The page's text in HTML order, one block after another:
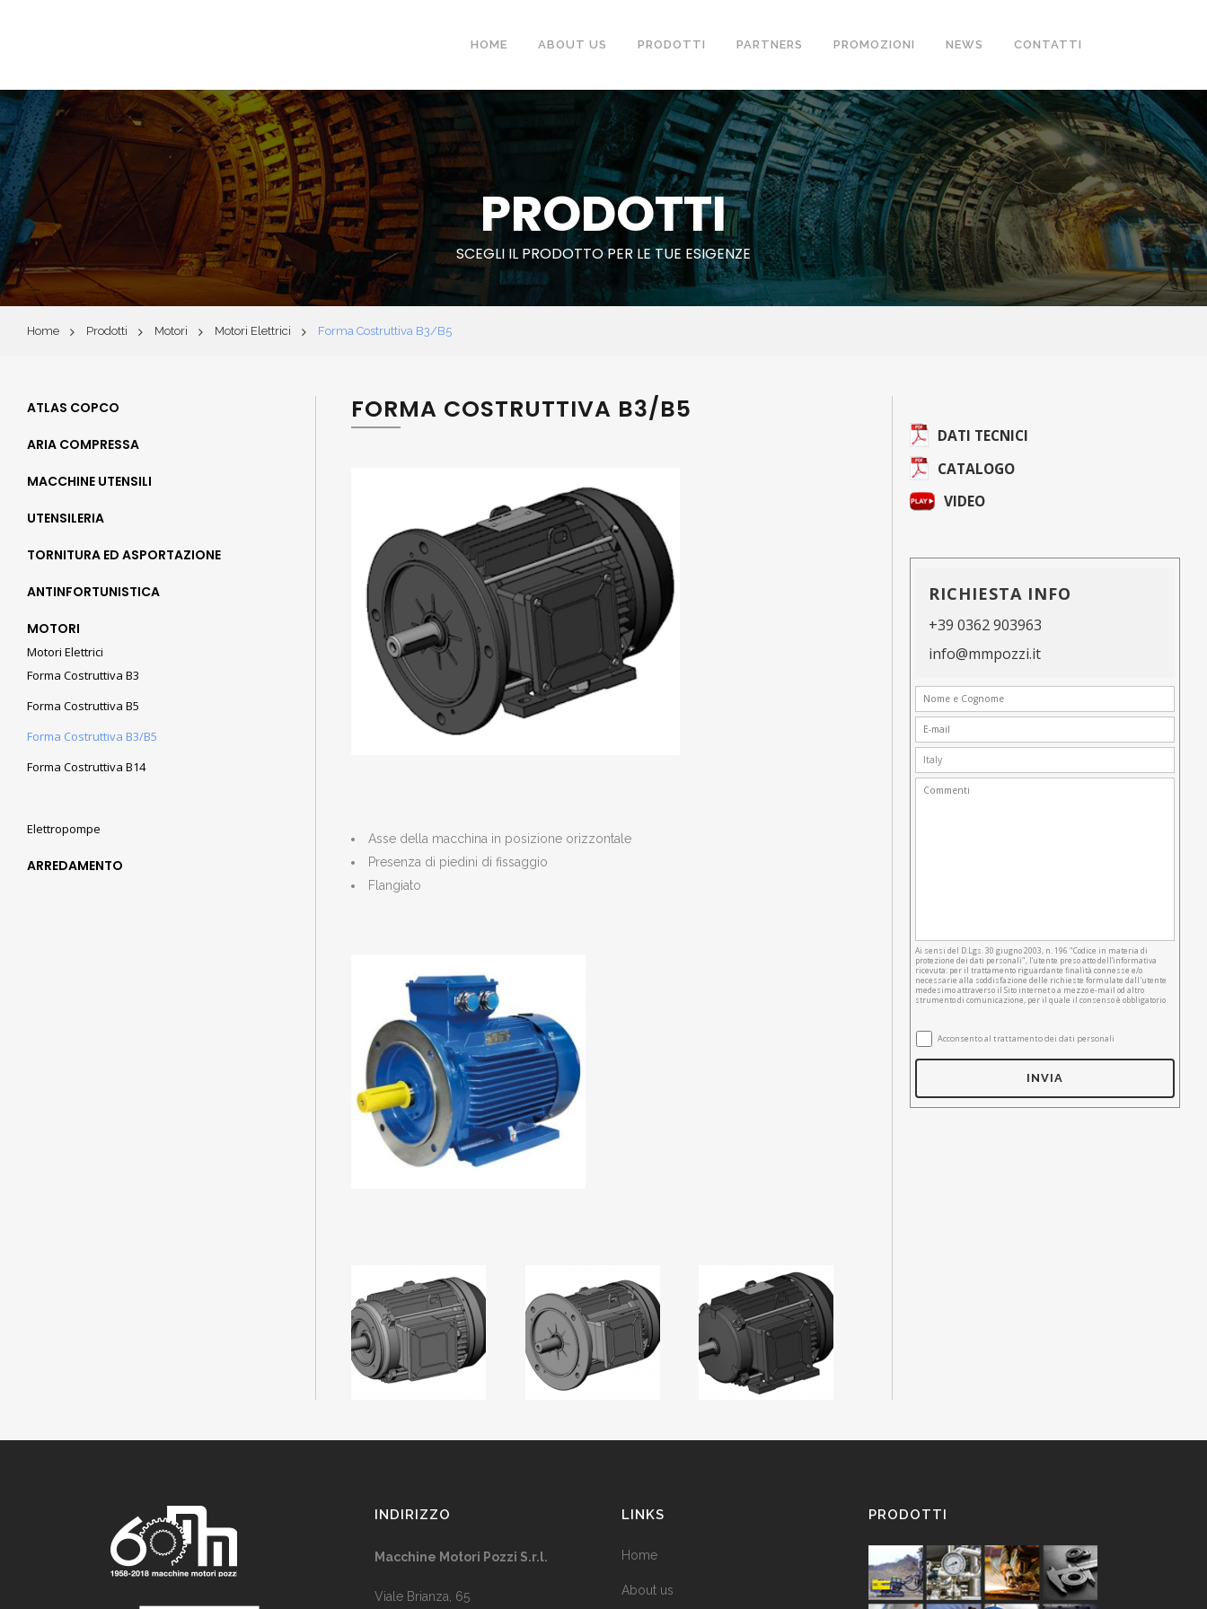
HOME ABOUT US PRODOTTI PARTNERS PROMOZIONI NEWS CONTATTI
PRODOTTI
SCEGLI IL PRODOTTO PER LE TUE ESIGENZE
Home Prodotti Motori Motori Elettrici Forma Costruttiva B3/B5
ATLAS COPCO
ARIA COMPRESSA
MACCHINE UTENSILI
UTENSILERIA
TORNITURA ED ASPORTAZIONE
ANTINFORTUNISTICA
MOTORI
Motori Elettrici
Forma Costruttiva B3
Forma Costruttiva B5
Forma Costruttiva B3/B5
Forma Costruttiva B14
Elettropompe
ARREDAMENTO
FORMA COSTRUTTIVA B3/B5
Asse della macchina in posizione orizzontale
Presenza di piedini di fissaggio
Flangiato
DATI TECNICI
CATALOGO
VIDEO
RICHIESTA INFO
+39 0362 903963
info@mmpozzi.it
Ai sensi del D.Lgs. 30 giugno 2003, n. 196 "Codice in materia di
protezione dei dati personali", l’utente preso atto dell’informativa
ricevuta: per il trattamento riguardante finalità connesse e/o
necessarie alla soddisfazione delle richieste formulate dall'utente
medesimo attraverso il Sito internet o a mezzo e-mail od altro
strumento di comunicazione, per il quale il consenso è obbligatorio
Acconsento al trattamento dei dati personali
INDIRIZZO
Macchine Motori Pozzi S.r.l.
Viale Brianza, 65
LINKS
Home
About us
PRODOTTI